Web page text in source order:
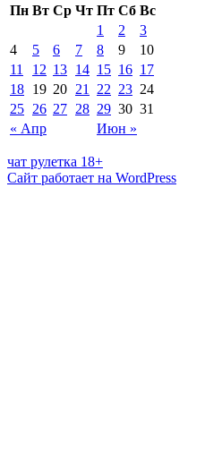
Пн Вт Ср Чт Пт Сб Вс
« Апр Июн »
1 2
3
4
5 6 7 8 9
10
11
12 13 14 15 16 17
18 19 20 21 22 23 24
25 26 27 28 29 30 31
чат рулетка 18+
Сайт работает на WordPress